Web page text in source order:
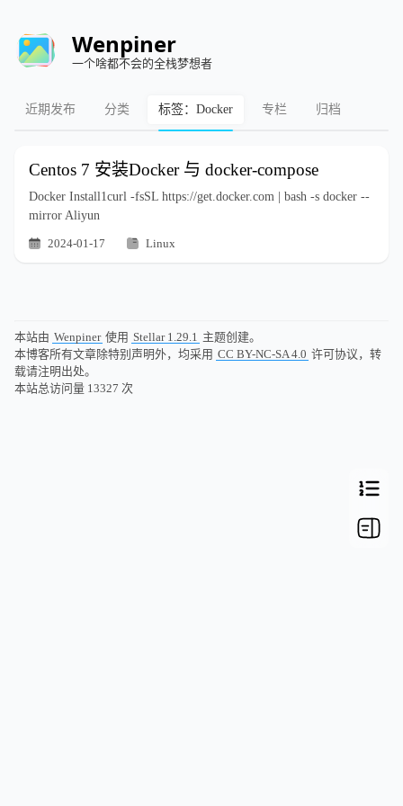
Wenpiner
一个啥都不会的全栈梦想者
近期发布 分类 标签：Docker 专栏 归档
Centos 7 安装Docker 与 docker-compose
Docker Install1curl -fsSL https://get.docker.com | bash -s docker --
mirror Aliyun
2024-01-17 Linux
本站由 Wenpiner 使用 Stellar 1.29.1 主题创建。
本博客所有文章除特别声明外，均采用 CC BY-NC-SA 4.0 许可协议，转
载请注明出处。
本站总访问量 13327 次